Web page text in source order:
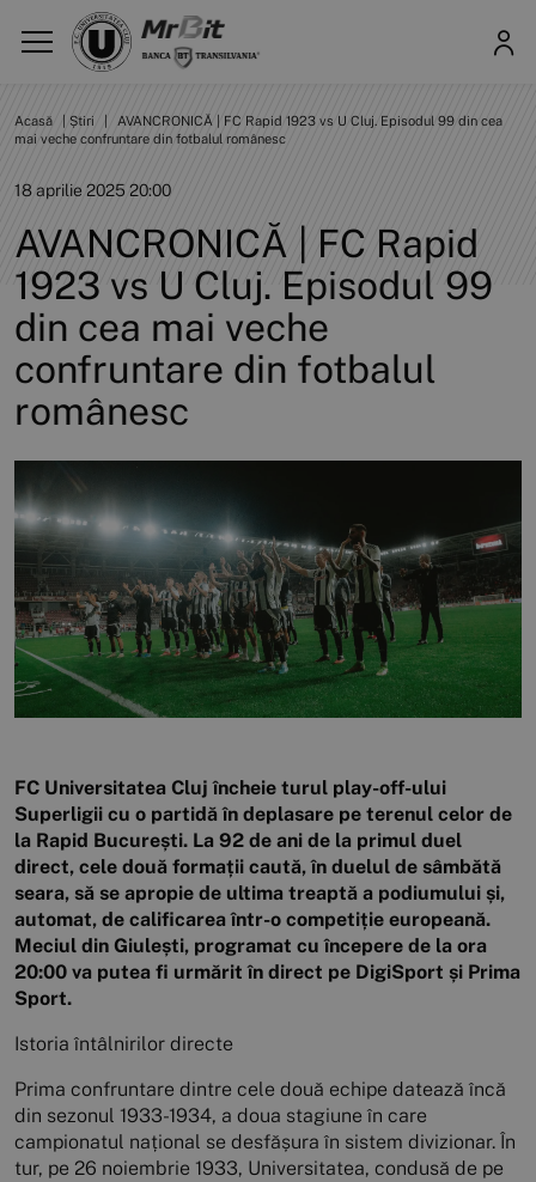
Acasă Știri
AVANCRONICĂ | FC Rapid 1923 vs U Cluj. Episodul 99 din cea
mai veche confruntare din fotbalul românesc
18 aprilie 2025 20:00
AVANCRONICĂ | FC Rapid
1923 vs U Cluj. Episodul 99
din cea mai veche
confruntare din fotbalul
românesc
FC Universitatea Cluj încheie turul play-off-ului
Superligii cu o partidă în deplasare pe terenul celor de
la Rapid București. La 92 de ani de la primul duel
direct, cele două formații caută, în duelul de sâmbătă
seara, să se apropie de ultima treaptă a podiumului și,
automat, de calificarea într-o competiție europeană.
Meciul din Giulești, programat cu începere de la ora
20:00 va putea fi urmărit în direct pe DigiSport și Prima
Sport.
Istoria întâlnirilor directe
Prima confruntare dintre cele două echipe datează încă
din sezonul 1933-1934, a doua stagiune în care
campionatul național se desfășura în sistem divizionar. În
tur, pe 26 noiembrie 1933, Universitatea, condusă de pe